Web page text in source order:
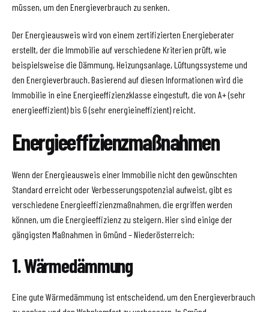
müssen, um den Energieverbrauch zu senken.
Der Energieausweis wird von einem zertifizierten Energieberater
erstellt, der die Immobilie auf verschiedene Kriterien prüft, wie
beispielsweise die Dämmung, Heizungsanlage, Lüftungssysteme und
den Energieverbrauch. Basierend auf diesen Informationen wird die
Immobilie in eine Energieeffizienzklasse eingestuft, die von A+ (sehr
energieeffizient) bis G (sehr energieineffizient) reicht.
Energieeffizienzmaßnahmen
Wenn der Energieausweis einer Immobilie nicht den gewünschten
Standard erreicht oder Verbesserungspotenzial aufweist, gibt es
verschiedene Energieeffizienzmaßnahmen, die ergriffen werden
können, um die Energieeffizienz zu steigern. Hier sind einige der
gängigsten Maßnahmen in Gmünd – Niederösterreich:
1. Wärmedämmung
Eine gute Wärmedämmung ist entscheidend, um den Energieverbrauch